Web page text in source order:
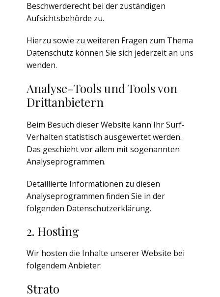
Beschwerderecht bei der zuständigen
Aufsichtsbehörde zu.
Hierzu sowie zu weiteren Fragen zum Thema
Datenschutz können Sie sich jederzeit an uns
wenden.
Analyse-Tools und Tools von
Dritt­anbietern
Beim Besuch dieser Website kann Ihr Surf-
Verhalten statistisch ausgewertet werden.
Das geschieht vor allem mit sogenannten
Analyseprogrammen.
Detaillierte Informationen zu diesen
Analyseprogrammen finden Sie in der
folgenden Datenschutzerklärung.
2. Hosting
Wir hosten die Inhalte unserer Website bei
folgendem Anbieter:
Strato